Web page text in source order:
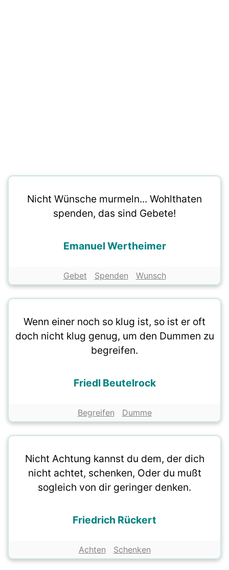
Nicht Wünsche murmeln... Wohlthaten
spenden, das sind Gebete!
Emanuel Wertheimer
Gebet Spenden Wunsch
Wenn einer noch so klug ist, so ist er oft
doch nicht klug genug, um den Dummen zu
begreifen.
Friedl Beutelrock
Begreifen Dumme
Nicht Achtung kannst du dem, der dich
nicht achtet, schenken, Oder du mußt
sogleich von dir geringer denken.
Friedrich Rückert
Achten Schenken